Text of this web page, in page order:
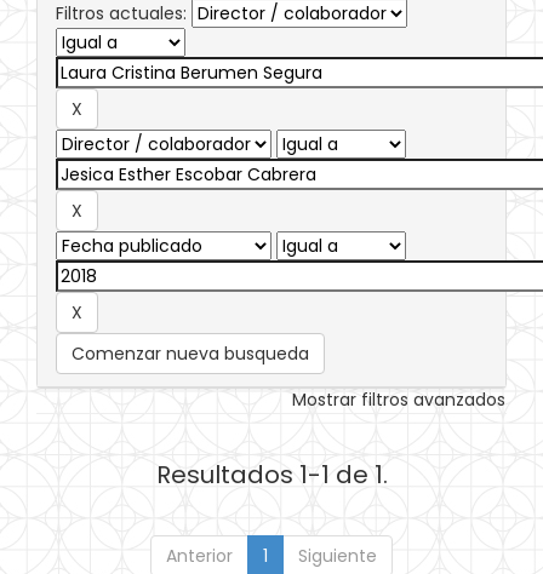
Filtros actuales:
Comenzar nueva busqueda
Mostrar filtros avanzados
Resultados 1-1 de 1.
Anterior 1 Siguiente